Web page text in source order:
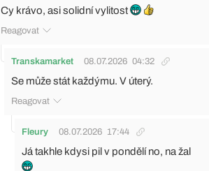
Cy krávo, asi solidní vylitost
Reagovat
Transkamarket 08.07.2026 04:32
Se může stát každýmu. V úterý.
Reagovat
Fleury 08.07.2026 17:44
Já takhle kdysi pil v pondělí no, na žal